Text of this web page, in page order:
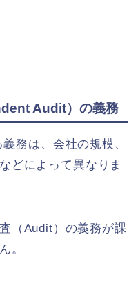
Audit）の義務
務は、会社の規模、
どによって異なりま
（Audit）の義務が課
。